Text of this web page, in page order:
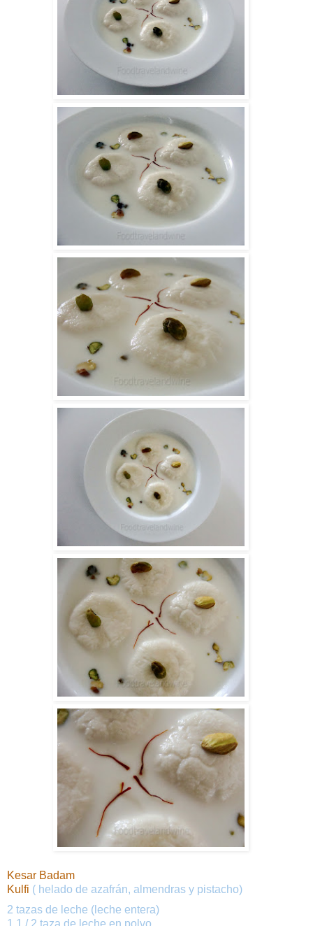
Kesar Badam
Kulfi ( helado de azafrán, almendras y pistacho)
2 tazas de leche ( leche entera)
1 1 / 2 taza de leche en polvo